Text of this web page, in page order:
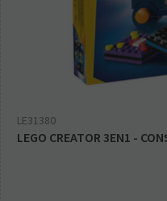
LE31380
LEGO CREATOR 3EN1 -